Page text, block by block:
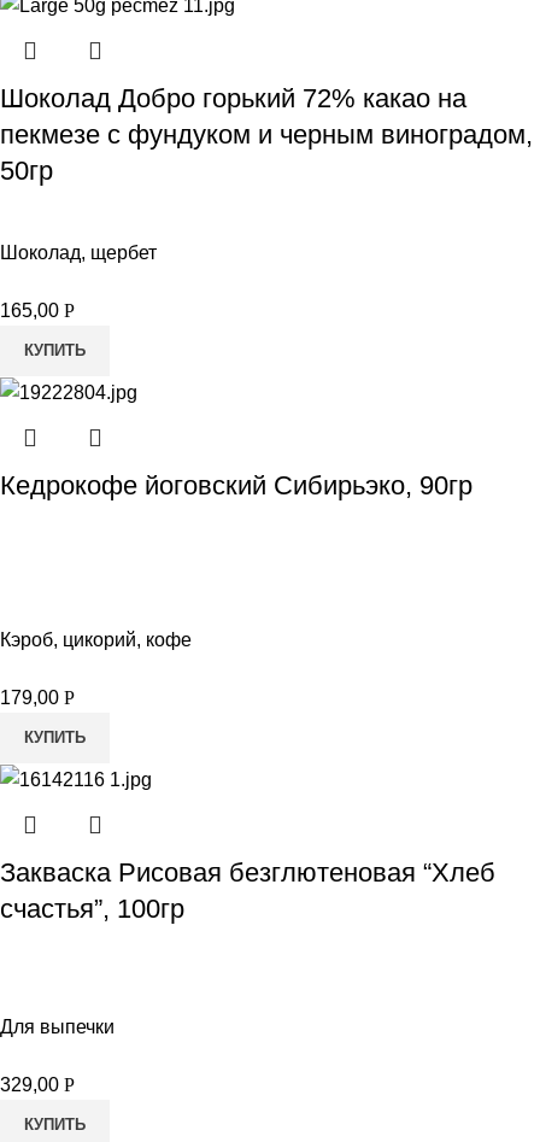
Шоколад Добро горький 72% какао на
пекмезе с фундуком и черным виноградом,
50гр
Шоколад, щербет
165,00 Р
КУПИТЬ
Кедрокофе йоговский Сибирьэко, 90гр
Кэроб, цикорий, кофе
179,00 Р
КУПИТЬ
Закваска Рисовая безглютеновая “Хлеб
счастья”, 100гр
Для выпечки
329,00 Р
КУПИТЬ